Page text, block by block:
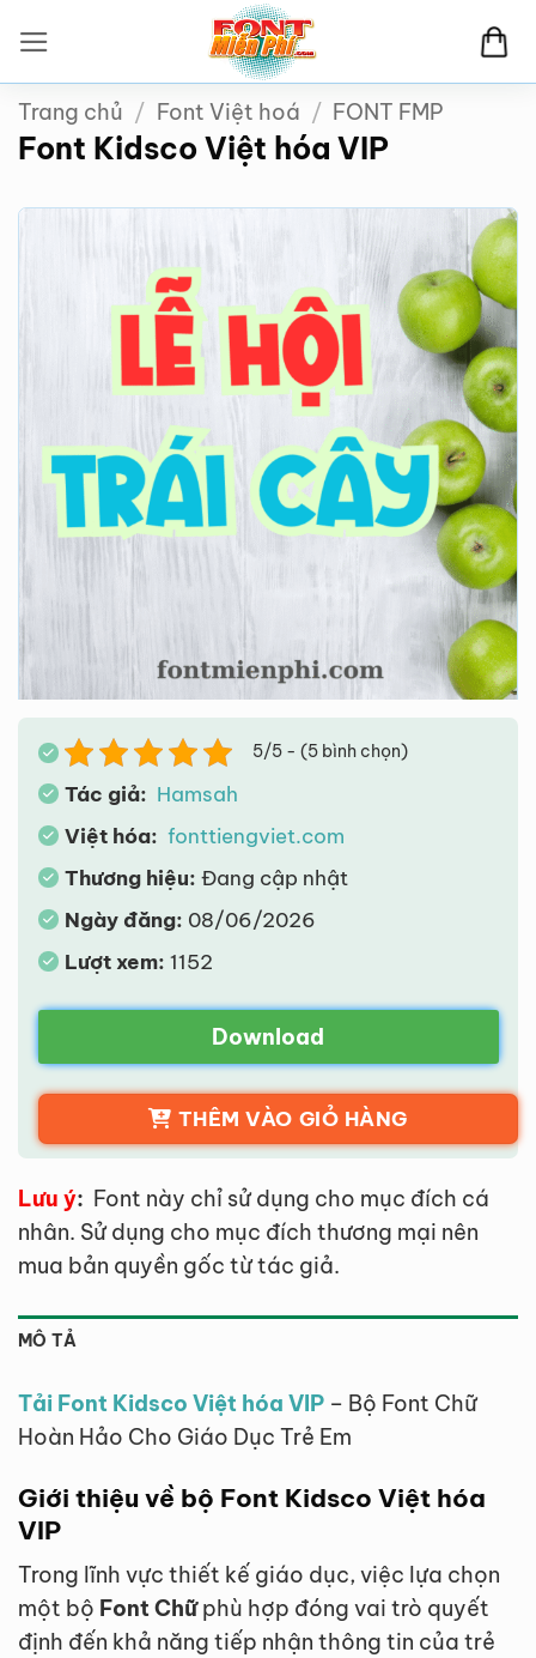
qua
nội
dung
Trang chủ / Font Việt hoá / FONT FMP
Font Kidsco Việt hóa VIP
5/5 - (5 bình chọn)
Tác giả: Hamsah
Việt hóa: fonttiengviet.com
Thương hiệu: Đang cập nhật
Ngày đăng: 08/06/2026
Lượt xem: 1152
Download
THÊM VÀO GIỎ HÀNG
Lưu ý: Font này chỉ sử dụng cho mục đích cá
nhân. Sử dụng cho mục đích thương mại nên
mua bản quyền gốc từ tác giả.
MÔ TẢ
Tải Font Kidsco Việt hóa VIP – Bộ Font Chữ
Hoàn Hảo Cho Giáo Dục Trẻ Em
Giới thiệu về bộ Font Kidsco Việt hóa
VIP
Trong lĩnh vực thiết kế giáo dục, việc lựa chọn
một bộ Font Chữphù hợp đóng vai trò quyết
định đến khả năng tiếp nhận thông tin của trẻ